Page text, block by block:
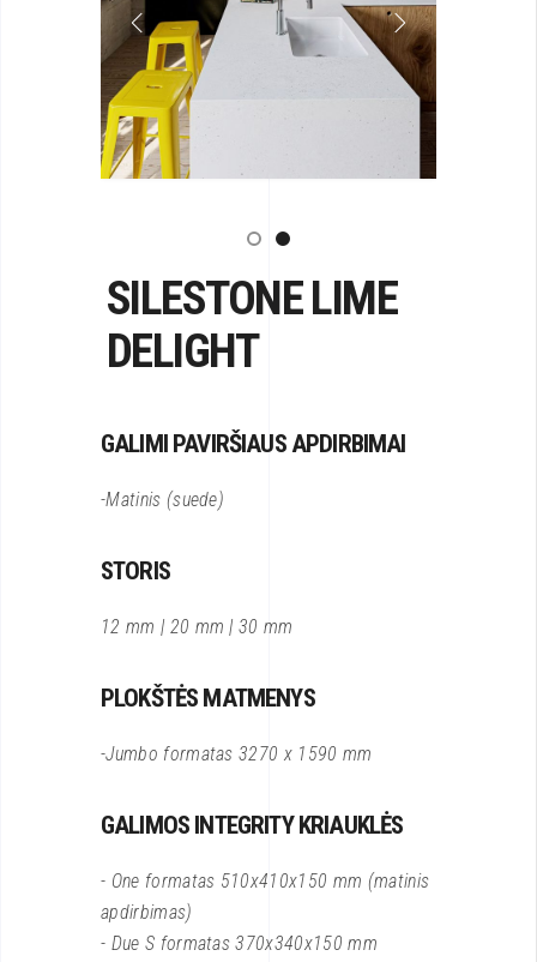
SILESTONE LIME
DELIGHT
GALIMI PAVIRŠIAUS APDIRBIMAI
-Matinis (suede)
STORIS
12 mm | 20 mm | 30 mm
PLOKŠTĖS MATMENYS
-Jumbo formatas 3270 x 1590 mm
GALIMOS INTEGRITY KRIAUKLĖS
- One formatas 510x410x150 mm (matinis
apdirbimas)
- Due S formatas 370x340x150 mm